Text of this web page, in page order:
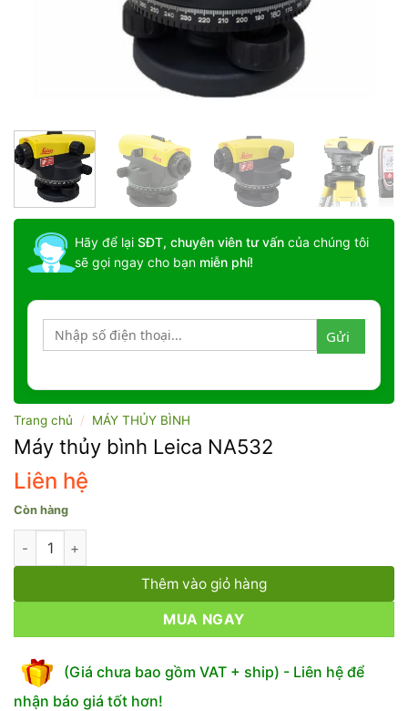
Hãy để lại SĐT, chuyên viên tư vấn của chúng tôi
sẽ gọi ngay cho bạn miễn phí!
Trang chủ / MÁY THỦY BÌNH
Máy thủy bình Leica NA532
Liên hệ
Còn hàng
Máy thủy bình Leica NA532 số lượng
Thêm vào giỏ hàng
MUA NGAY
(Giá chưa bao gồm VAT + ship) - Liên hệ để
nhận báo giá tốt hơn!